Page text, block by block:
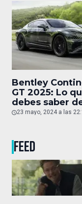
Bentley
GT 2025: Lo
debes saber
auto de
23 mayo, 2024 a las
FEED